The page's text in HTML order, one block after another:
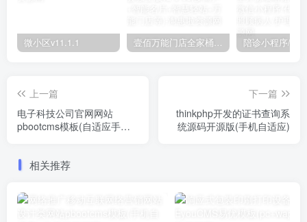
微小区v11.1.1 壹佰万能门店全家桶10套独立版v2.6.68(​多商户+智能名片+智慧轻站+万能门店等)
上一篇
电子科技公司官网网站
pbootcms模板(自适应手机)
下一篇
thinkphp开发的证书查询系
统源码开源版(手机自适应)
相关推荐